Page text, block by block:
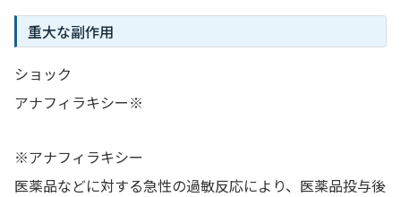
重大な副作用
ショック
アナフィラキシー※
※アナフィラキシー
医薬品などに対する急性の過敏反応により、医薬品投与後